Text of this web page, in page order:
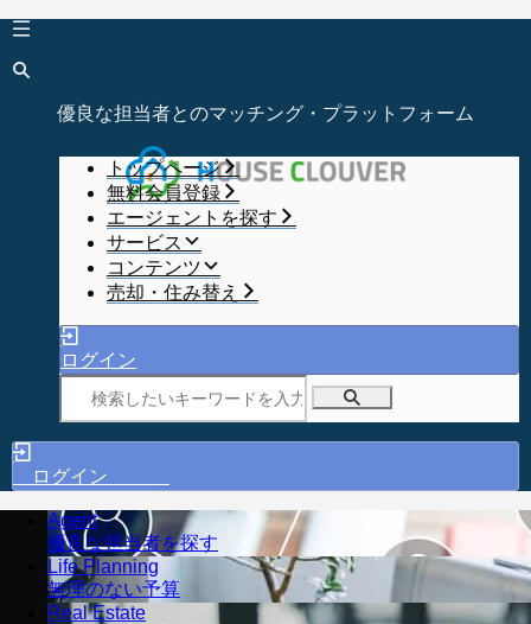
優良な担当者とのマッチング・プラットフォーム
トップページ
無料会員登録
エージェントを探す
サービス
コンテンツ
売却・住み替え
ログイン
ログイン
Agent
優良な担当者を探す
Life Planning
無理のない予算
Real Estate